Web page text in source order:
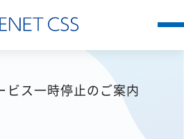
ビス一時停止のご案内